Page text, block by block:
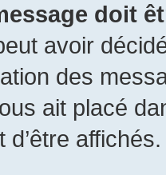
doit
avoir
des
ait placé